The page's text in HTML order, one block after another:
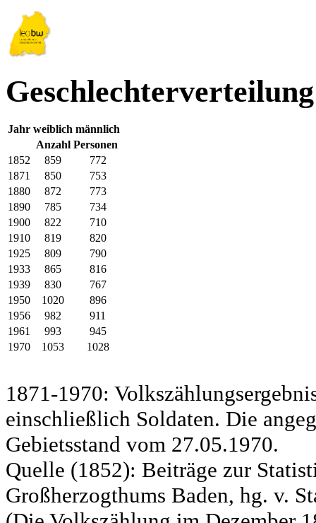
Jahr weiblich männlich
Anzahl Personen
1852
859
772
1871
850
753
1880
872
773
1890
785
734
1900
822
710
1910
819
820
1925
809
790
1933
865
816
1939
830
767
1950
1020
896
1956
982
911
1961
993
945
1970
1053 1028
1871-1970:
einschließlich Soldaten. Die
Gebietsstand vom 27.05.1970.
Quelle (1852): Beiträge zur
Großherzogthums Baden, hg. v.